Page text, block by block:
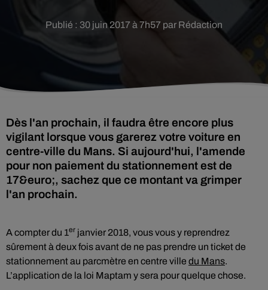
Publié : 30 juin 2017 à 7h57 par Rédaction
Dès l'an prochain, il faudra être encore plus
vigilant lorsque vous garerez votre voiture en
centre-ville du Mans. Si aujourd'hui, l'amende
pour non paiement du stationnement est de
17&euro;, sachez que ce montant va grimper
l'an prochain.
A compter du 1er janvier 2018, vous vous y reprendrez
sûrement à deux fois avant de ne pas prendre un ticket de
stationnement au parcmètre en centre ville du Mans.
L’application de la loi Maptam y sera pour quelque chose.